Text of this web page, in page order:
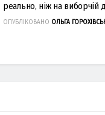
реально, ніж на виборчій
ОПУБЛІКОВАНО ОЛЬГА